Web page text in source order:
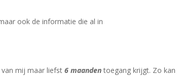
ook de informatie die al in
van mij maar liefst6 maandentoegang krijgt. Zo